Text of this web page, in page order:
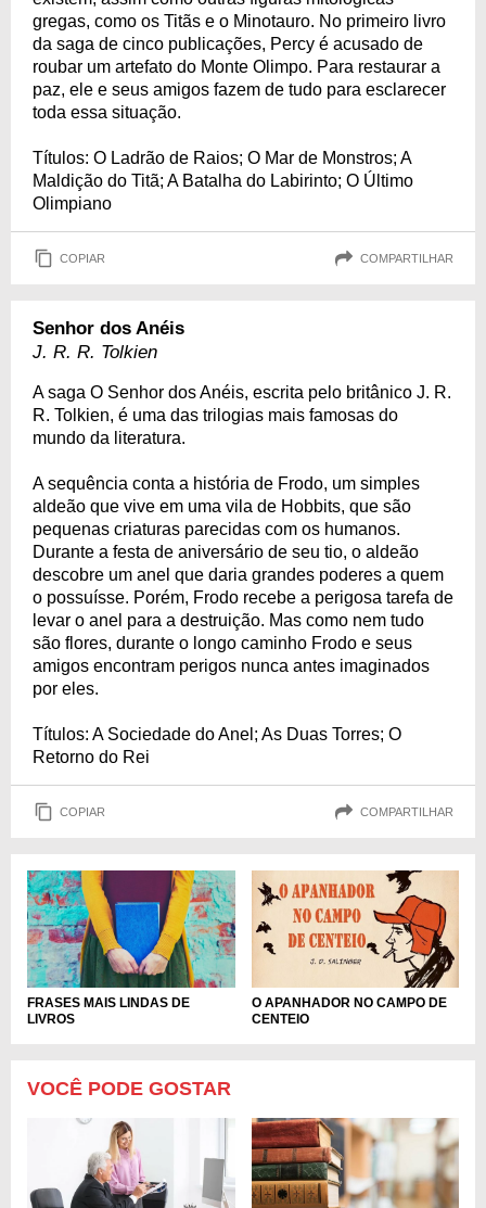
gregas, como os Titãs e o Minotauro. No primeiro livro
da saga de cinco publicações, Percy é acusado de
roubar um artefato do Monte Olimpo. Para restaurar a
paz, ele e seus amigos fazem de tudo para esclarecer
toda essa situação.
Títulos: O Ladrão de Raios; O Mar de Monstros; A
Maldição do Titã; A Batalha do Labirinto; O Último
Olimpiano
COPIAR COMPARTILHAR
Senhor dos Anéis
J. R. R. Tolkien
A saga O Senhor dos Anéis, escrita pelo britânico J. R.
R. Tolkien, é uma das trilogias mais famosas do
mundo da literatura.
A sequência conta a história de Frodo, um simples
aldeão que vive em uma vila de Hobbits, que são
pequenas criaturas parecidas com os humanos.
Durante a festa de aniversário de seu tio, o aldeão
descobre um anel que daria grandes poderes a quem
o possuísse. Porém, Frodo recebe a perigosa tarefa de
levar o anel para a destruição. Mas como nem tudo
são flores, durante o longo caminho Frodo e seus
amigos encontram perigos nunca antes imaginados
por eles.
Títulos: A Sociedade do Anel; As Duas Torres; O
Retorno do Rei
COPIAR COMPARTILHAR
FRASES MAIS LINDAS DE
LIVROS
O APANHADOR NO CAMPO DE
CENTEIO
VOCÊ PODE GOSTAR